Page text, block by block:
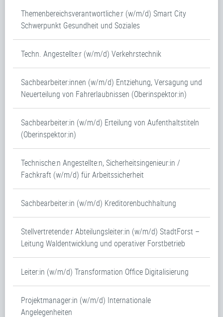
Themenbereichsverantwortliche:r (w/m/d) Smart City
Schwerpunkt Gesundheit und Soziales
Techn. Angestellte:r (w/m/d) Verkehrstechnik
Sachbearbeiter:innen (w/m/d) Entziehung, Versagung und
Neuerteilung von Fahrerlaubnissen (Oberinspektor:in)
Sachbearbeiter:in (w/m/d) Erteilung von Aufenthaltstiteln
(Oberinspektor:in)
Technische:n Angestellte:n, Sicherheitsingenieur:in /
Fachkraft (w/m/d) für Arbeitssicherheit
Sachbearbeiter:in (w/m/d) Kreditorenbuchhaltung
Stellvertretende:r Abteilungsleiter:in (w/m/d) StadtForst –
Leitung Waldentwicklung und operativer Forstbetrieb
Leiter:in (w/m/d) Transformation Office Digitalisierung
Projektmanager:in (w/m/d) Internationale
Angelegenheiten